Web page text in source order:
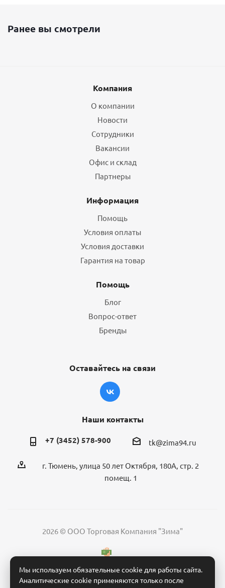
Ранее вы смотрели
Компания
О компании
Новости
Сотрудники
Вакансии
Офис и склад
Партнеры
Информация
Помощь
Условия оплаты
Условия доставки
Гарантия на товар
Помощь
Блог
Вопрос-ответ
Бренды
Оставайтесь на связи
Наши контакты
+7 (3452) 578-900 tk@zima94.ru
г. Тюмень, улица 50 лет Октября, 180А, стр. 2
помещ. 1
2026 © ООО Торговая Компания "Зима"
Мы используем обязательные cookie для работы сайта.
Аналитические cookie применяются только после